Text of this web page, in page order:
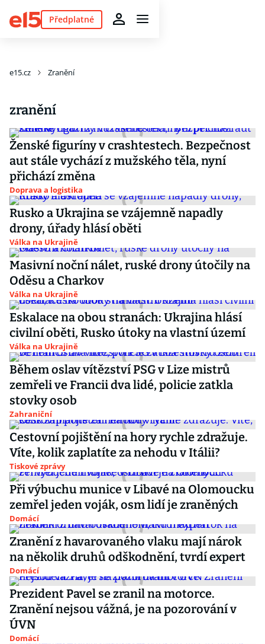
Předplatné
e15.cz Zranění
zranění
Ženské figuríny v crashtestech. Bezpečnost
aut stále vychází z mužského těla, nyní
přichází změna
Doprava a logistika
Rusko a Ukrajina se vzájemně napadly
drony, úřady hlásí oběti
Válka na Ukrajině
Masivní noční nálet, ruské drony útočily na
Oděsu a Charkov
Válka na Ukrajině
Eskalace na obou stranách: Ukrajina hlásí
civilní oběti, Rusko útoky na vlastní území
Válka na Ukrajině
Během oslav vítězství PSG v Lize mistrů
zemřeli ve Francii dva lidé, policie zatkla
stovky osob
Zahraniční
Cestovní pojištění na hory rychle zdražuje.
Víte, kolik zaplatíte za nehodu v Itálii?
Tiskové zprávy
Při výbuchu munice v Libavé na Olomoucku
zemřel jeden voják, osm lidí je zraněných
Domácí
Zranění z havarovaného vlaku mají nárok
na několik druhů odškodnění, tvrdí expert
Domácí
Prezident Pavel se zranil na motorce.
Zranění nejsou vážná, je na pozorování v
ÚVN
Domácí